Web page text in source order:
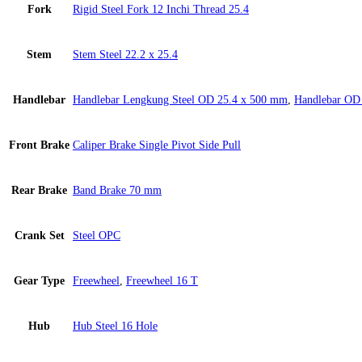
Fork Rigid Steel Fork 12 Inchi Thread 25.4
Stem Stem Steel 22.2 x 25.4
Handlebar Handlebar Lengkung Steel OD 25.4 x 500 mm, Handlebar
Front Brake Caliper Brake Single Pivot Side Pull
Rear Brake Band Brake 70 mm
Crank Set Steel OPC
Gear Type Freewheel, Freewheel 16 T
Hub Hub Steel 16 Hole